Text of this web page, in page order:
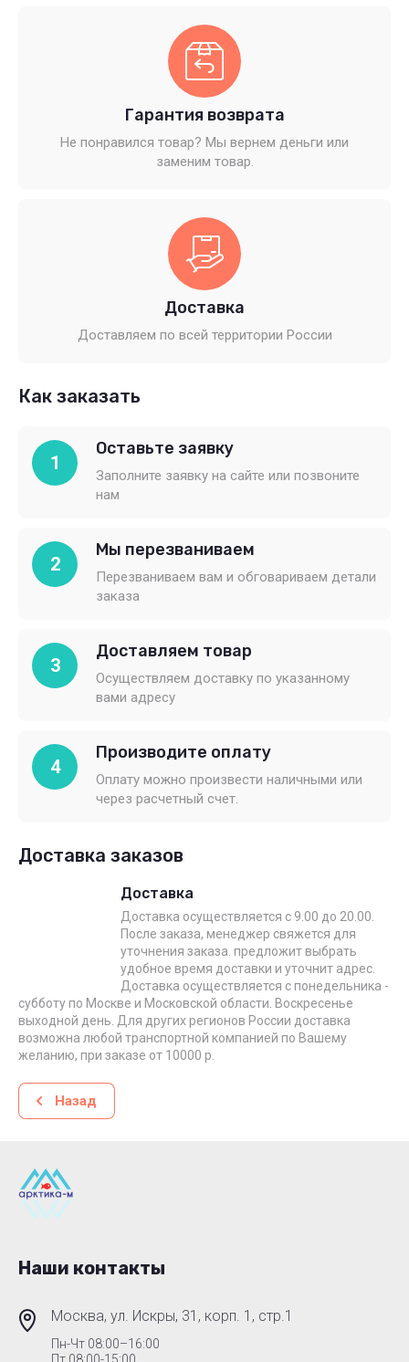
Гарантия возврата
Не понравился товар? Мы вернем деньги или
заменим товар.
Доставка
Доставляем по всей территории России
Как заказать
1
Оставьте заявку
Заполните заявку на сайте или позвоните
нам
2
Мы перезваниваем
Перезваниваем вам и обговариваем детали
заказа
3
Доставляем товар
Осуществляем доставку по указанному
вами адресу
4
Производите оплату
Оплату можно произвести наличными или
через расчетный счет.
Доставка заказов
Доставка
Доставка осуществляется с 9.00 до 20.00.
После заказа, менеджер свяжется для
уточнения заказа. предложит выбрать
удобное время доставки и уточнит адрес.
Доставка осуществляется с понедельника -
субботу по Москве и Московской области. Воскресенье
выходной день. Для других регионов России доставка
возможна любой транспортной компанией по Вашему
желанию, при заказе от 10000 р.
Назад
Наши контакты
Москва, ул. Искры, 31, корп. 1, стр.1
Пн-Чт 08:00–16:00